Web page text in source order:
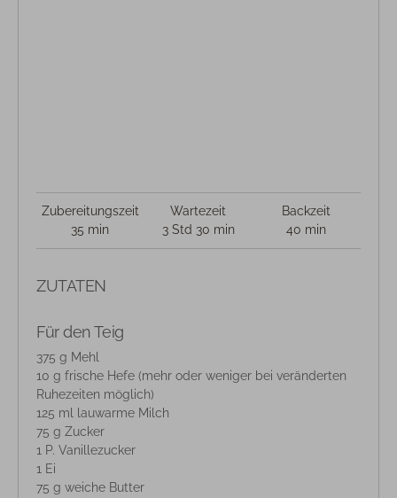
Zubereitungszeit
35 min
Wartezeit
3 Std 30 min
Backzeit
40 min
ZUTATEN
Für den Teig
375 g Mehl
10 g frische Hefe (mehr oder weniger bei veränderten
Ruhezeiten möglich)
125 ml lauwarme Milch
75 g Zucker
1 P. Vanillezucker
1 Ei
75 g weiche Butter